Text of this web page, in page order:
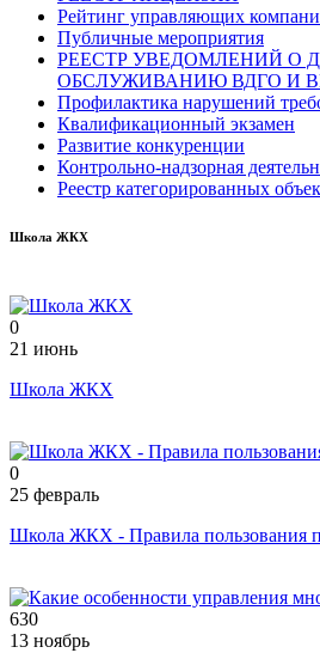
Рейтинг управляющих
Публичные мероприятия
РЕЕСТР УВЕДОМЛЕНИЙ О
ОБСЛУЖИВАНИЮ ВДГО И
Профилактика нарушений
Квалификационный экзамен
Развитие конкуренции
Контрольно-надзорная
Реестр категорированных
Школа ЖКХ
0
21 июнь
Школа ЖКХ
0
25 февраль
Школа ЖКХ - Правила пользования
630
13 ноябрь